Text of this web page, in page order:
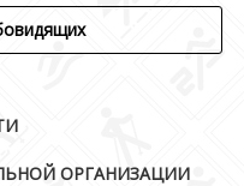
ОРГАНИЗАЦИИ